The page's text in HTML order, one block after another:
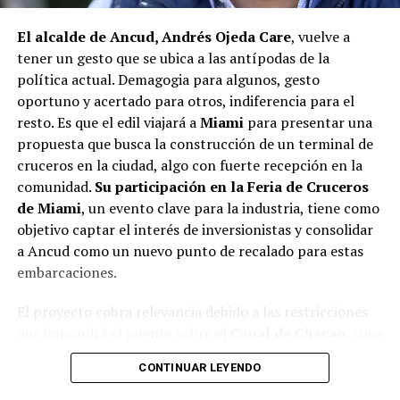
que hasta la fecha no han recibido respuesta clara sobre
si se entregarán los recursos.“Preocupa esta situación,
estos son proyectos que vienen trabajándose desde
hace tiempo y que hoy están en riesgo por la falta de
financiamiento”,declaró.
En la comuna deCuraco de Vélez, la alcaldesa Javiera
Yáñezindicó que históricamente la Subdere ha apoyado
a los municipios en diversos proyectos y que confía en
que durante el año se asignen nuevos recursos, aunque
reconoció una disminución evidente en comparación
con ejercicios anteriores. Señaló que su administración
pesos en distintas líneas de financiamiento, y que, pese
generando preocupación en su equipo municipal.
El alcalde de Ancud, Andrés Ojeda Care, vuelve a
tener un gesto que se ubica a las antípodas de la
política actual. Demagogia para algunos, gesto
oportuno y acertado para otros, indiferencia para el
resto. Es que el edil viajará aMiamipara presentar una
propuesta que busca la construcción de un terminal de
cruceros en la ciudad, algo con fuerte recepción en la
comunidad. Su participación en la Feria de Cruceros
de Miami, un evento clave para la industria, tiene como
objetivo captar el interés de inversionistas y consolidar
a Ancud como un nuevo punto de recalado para estas
embarcaciones.
El proyecto cobra relevancia debido a las restricciones
altura limitará el acceso de cruceros de gran
envergadura a
Puerto Montt. Esta situación ha
CONTINUAR LEYENDO